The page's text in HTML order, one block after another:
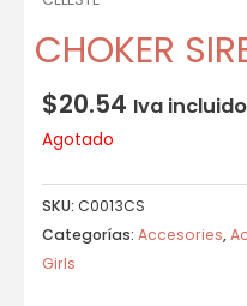
CHOKER
$20.54 Iva incluido
Agotado
SKU: C0013CS
Categorías: Accesories,
Girls